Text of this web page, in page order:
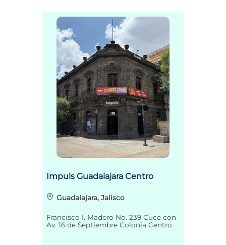
Impuls Guadalajara Centro
Guadalajara, Jalisco
Francisco I. Madero No. 239 Cuce con
Av. 16 de Septiembre Colonia Centro.